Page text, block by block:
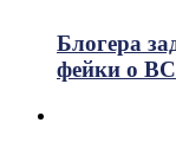
Блогера
фейки о